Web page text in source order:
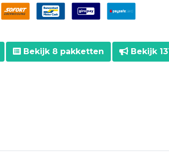
Bekijk 8 pakketten Bekijk